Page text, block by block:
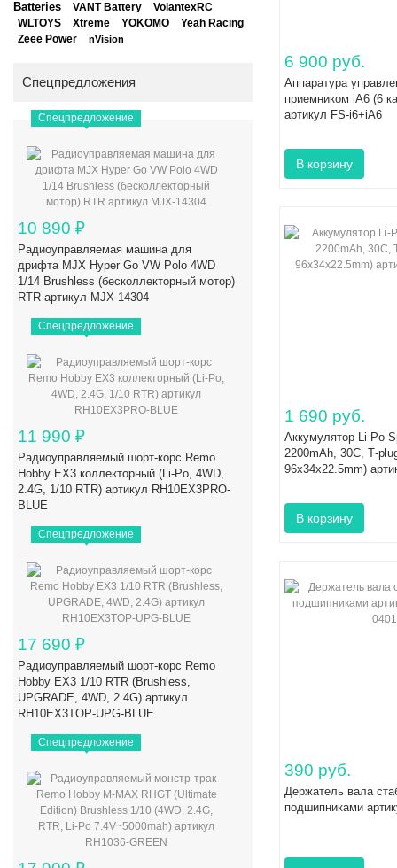
Batteries
VANT Battery VolantexRC
WLTOYS Xtreme YOKOMO Yeah Racing
Zeee Power nVision
Спецпредложения
Спецпредложение
10 890 ₽
Радиоуправляемая машина для
дрифта MJX Hyper Go VW Polo 4WD
1/14 Brushless (бесколлекторный мотор)
RTR артикул MJX-14304
Спецпредложение
11 990 ₽
Радиоуправляемый шорт-корс Remo
Hobby EX3 коллекторный (Li-Po, 4WD,
2.4G, 1/10 RTR) артикул RH10EX3PRO-
BLUE
Спецпредложение
17 690 ₽
Радиоуправляемый шорт-корс Remo
Hobby EX3 1/10 RTR (Brushless,
UPGRADE, 4WD, 2.4G) артикул
RH10EX3TOP-UPG-BLUE
Спецпредложение
6 900 руб.
Аппаратура
приемником iA6 (6
артикул FS-i6+iA6
1 690 руб.
Аккумулятор Li-Po
2200mAh, 30C,
96x34x22.5mm)
390 руб.
Держатель вала
подшипниками